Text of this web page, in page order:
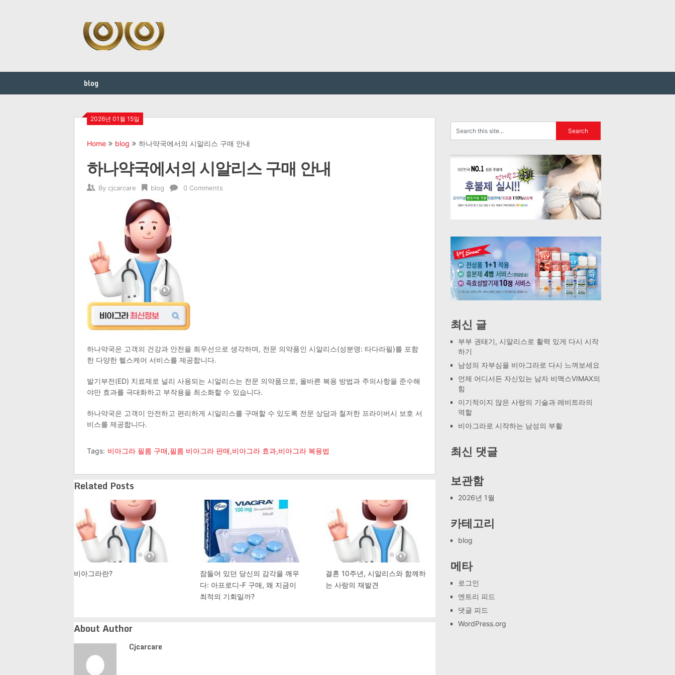
blog
2026년 01월 15일
Home blog 하나약국에서의 시알리스 구매 안내
하나약국에서의 시알리스 구매 안내
By cjcarcare blog 0 Comments
하나약국은 고객의 건강과 안전을 최우선으로 생각하며, 전문 의약품인 시알리스(성분명: 타다라필)를 포함
한 다양한 헬스케어 서비스를 제공합니다.
발기부전(ED) 치료제로 널리 사용되는 시알리스는 전문 의약품으로, 올바른 복용 방법과 주의사항을 준수해
야만 효과를 극대화하고 부작용을 최소화할 수 있습니다.
하나약국은 고객이 안전하고 편리하게 시알리스를 구매할 수 있도록 전문 상담과 철저한 프라이버시 보호 서
비스를 제공합니다.​
Tags: 비아그라 필름 구매,필름 비아그라 판매,비아그라 효과,비아그라 복용법
Related Posts
비아그라란?
잠들어 있던 당신의 감각을 깨우
다: 아프로디-F 구매, 왜 지금이
최적의 기회일까?
결혼 10주년, 시알리스와 함께하
는 사랑의 재발견
About Author
Cjcarcare
최신 글
부부 권태기, 시알리스로 활력 있게 다시 시작
하기
남성의 자부심을 비아그라로 다시 느껴보세요
언제 어디서든 자신있는 남자 비맥스VIMAX의
힘
이기적이지 않은 사랑의 기술과 레비트라의
역할
비아그라로 시작하는 남성의 부활
최신 댓글
보관함
2026년 1월
카테고리
blog
메타
로그인
엔트리 피드
댓글 피드
WordPress.org